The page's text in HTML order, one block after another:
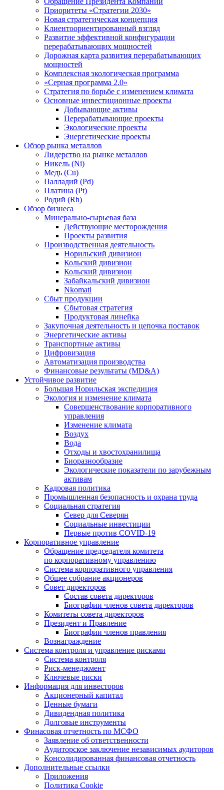
Приоритеты «Стратегии 2030»
Новая стратегическая концепция
Клиентоориентированный взгляд
Развитие эффективной конфигурации
перерабатывающих мощностей
Дорожная карта развития перерабатывающих
мощностей
Комплексная экологическая программа
«Серная программа 2.0»
Стратегия по борьбе с изменением климата
Основные инвестиционные проекты
Добывающие активы
Перерабатывающие проекты
Экологические проекты
Энергетические проекты
Обзор рынка металлов
Лидерство на рынке металлов
Никель (Ni)
Медь (Cu)
Палладий (Pd)
Платина (Pt)
Родий (Rh)
Обзор бизнеса
Минерально-сырьевая база
Действующие месторождения
Проекты развития
Производственная деятельность
Норильский дивизион
Кольский дивизион
Кольский дивизион
Забайкальский дивизион
Nkomati
Сбыт продукции
Сбытовая стратегия
Продуктовая линейка
Закупочная деятельность и цепочка поставок
Энергетические активы
Транспортные активы
Цифровизация
Автоматизация производства
Финансовые результаты (MD&A)
Устойчивое развитие
Большая Норильская экспедиция
Экология и изменение климата
Совершенствование корпоративного
управления
Изменение климата
Воздух
Вода
Отходы и хвостохранилища
Биоразнообразие
Экологические показатели по зарубежным
активам
Кадровая политика
Промышленная безопасность и охрана труда
Социальная стратегия
Север для Северян
Социальные инвестиции
Первые против COVID‑19
Корпоративное управление
Обращение председателя комитета
по корпоративному управлению
Система корпоративного управления
Общее собрание акционеров
Совет директоров
Состав совета директоров
Биографии членов совета директоров
Комитеты совета директоров
Президент и Правление
Биографии членов правления
Вознаграждение
Система контроля и управление рисками
Система контроля
Риск-менеджмент
Ключевые риски
Информация для инвесторов
Акционерный капитал
Ценные бумаги
Дивидендная политика
Долговые инструменты
Финасовая отчетность по МСФО
Заявление об ответственности
Аудиторское заключение независимых аудиторов
Консолидированная финансовая отчетность
Дополнительные ссылки
Приложения
Политика Cookie